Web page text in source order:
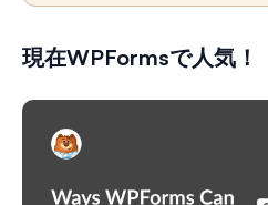
現在WPFormsで人気！